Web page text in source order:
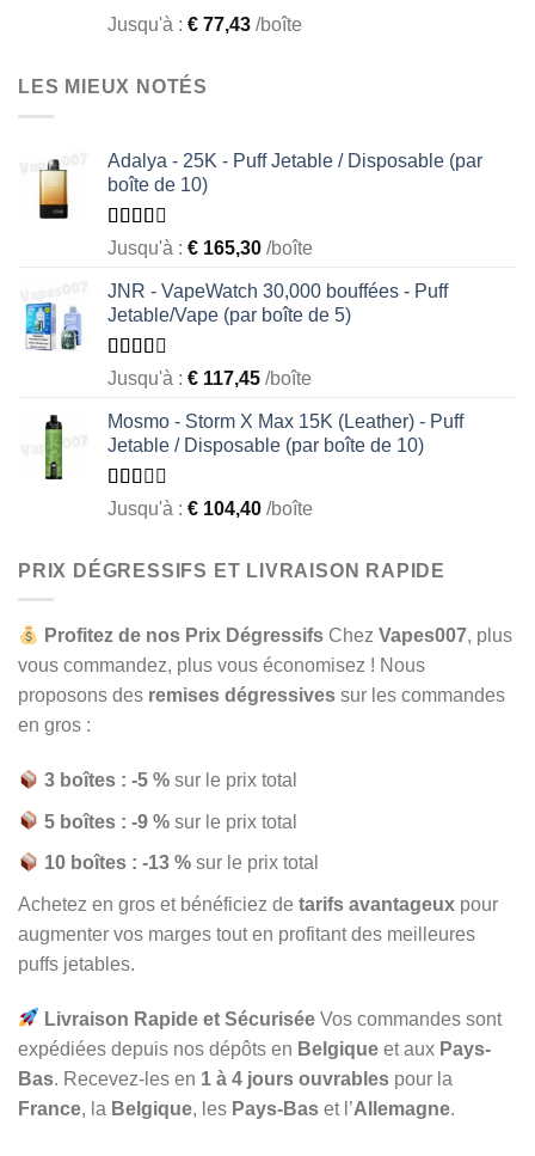
Rated
of
5
Jusqu'à : € 77,43 /boîte
LES MIEUX NOTÉS
Adalya - 25K - Puff Jetable / Disposable (par
boîte de 10)
Rated
out of
5
Jusqu'à : € 165,30 /boîte
JNR - VapeWatch 30,000 bouffées - Puff
Jetable/Vape (par boîte de 5)
Rated
out of
5
Jusqu'à : € 117,45 /boîte
Mosmo - Storm X Max 15K (Leather) - Puff
Jetable / Disposable (par boîte de 10)
Rated
of 5
Jusqu'à : € 104,40 /boîte
PRIX DÉGRESSIFS ET LIVRAISON RAPIDE
Profitez de nos Prix Dégressifs ChezVapes007, plus
vous commandez, plus vous économisez ! Nous
proposons des remises dégressives sur les commandes
en gros :
3 boîtes : -5 % sur le prix total
5 boîtes : -9 % sur le prix total
10 boîtes : -13 % sur le prix total
Achetez en gros et bénéficiez de tarifs avantageux pour
augmenter vos marges tout en profitant des meilleures
puffs jetables.
Livraison Rapide et Sécurisée Vos commandes sont
expédiées depuis nos dépôts en Belgique et aux Pays-
Bas. Recevez-les en 1 à 4 jours ouvrables pour la
France, la Belgique, les Pays-Bas et l’Allemagne.